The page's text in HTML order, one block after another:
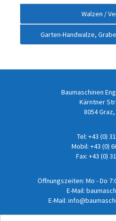
Walzen /
Garten-Handwalze,
Baumaschinen
Kärntner
8054
Tel: +43 (0)
Mobil: +43 (0)
Fax: +43 (0)
Öffnungszeiten: Mo - Do
E-Mail:
E-Mail: